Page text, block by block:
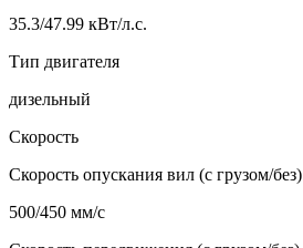
35.3/47.99 кВт/л.с.
Тип двигателя
дизельный
Скорость
Скорость опускания вил (с грузом/без)
500/450 мм/с